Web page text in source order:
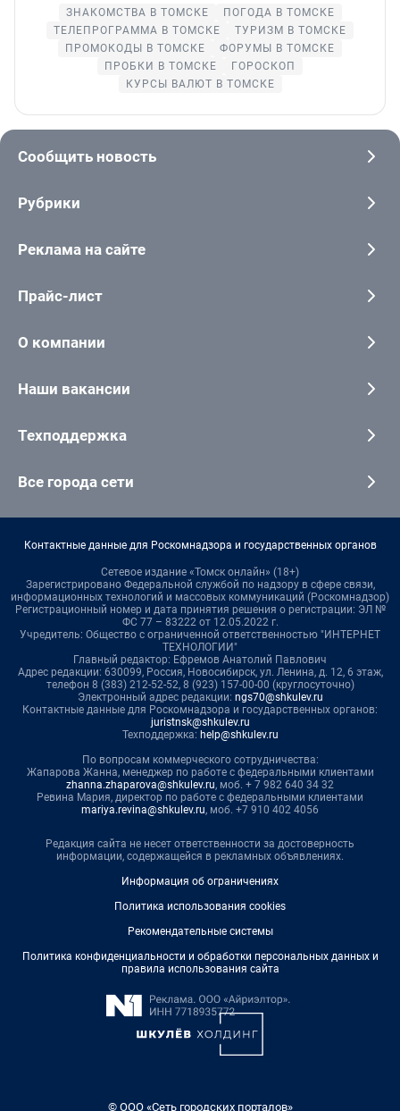
ЗНАКОМСТВА В ТОМСКЕ
ПОГОДА В ТОМСКЕ
ТЕЛЕПРОГРАММА В ТОМСКЕ
ТУРИЗМ В ТОМСКЕ
ПРОМОКОДЫ В ТОМСКЕ
ФОРУМЫ В ТОМСКЕ
ПРОБКИ В ТОМСКЕ
ГОРОСКОП
КУРСЫ ВАЛЮТ В ТОМСКЕ
Сообщить новость
Рубрики
Реклама на сайте
Прайс-лист
О компании
Наши вакансии
Техподдержка
Все города сети
Контактные данные для Роскомнадзора и государственных органов
Сетевое издание «Томск онлайн» (18+)
Зарегистрировано Федеральной службой по надзору в сфере связи,
информационных технологий и массовых коммуникаций (Роскомнадзор)
Регистрационный номер и дата принятия решения о регистрации: ЭЛ №
ФС 77 – 83222 от 12.05.2022 г.
Учредитель: Общество с ограниченной ответственностью "ИНТЕРНЕТ
ТЕХНОЛОГИИ"
Главный редактор: Ефремов Анатолий Павлович
Адрес редакции: 630099, Россия, Новосибирск, ул. Ленина, д. 12, 6 этаж,
телефон 8 (383) 212-52-52, 8 (923) 157-00-00 (круглосуточно)
Электронный адрес редакции: ngs70@shkulev.ru
Контактные данные для Роскомнадзора и государственных органов:
juristnsk@shkulev.ru
Техподдержка: help@shkulev.ru
По вопросам коммерческого сотрудничества:
Жапарова Жанна, менеджер по работе с федеральными клиентами
zhanna.zhaparova@shkulev.ru, моб. + 7 982 640 34 32
Ревина Мария, директор по работе с федеральными клиентами
mariya.revina@shkulev.ru, моб. +7 910 402 4056
Редакция сайта не несет ответственности за достоверность
информации, содержащейся в рекламных объявлениях.
Информация об ограничениях
Политика использования cookies
Рекомендательные системы
Политика конфиденциальности и обработки персональных данных и
правила использования сайта
© ООО «Сеть городских порталов»